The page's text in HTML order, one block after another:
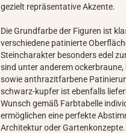
gezielt repräsentative Akzente.
Die Grundfarbe der Figuren ist
verschiedene patinierte
Steincharakter besonders edel
sind unter anderem
sowie anthrazitfarbene
schwarz-kupfer ist ebenfalls
Wunsch gemäß Farbtabelle
ermöglichen eine perfekte
Architektur oder Gartenkonzepte.